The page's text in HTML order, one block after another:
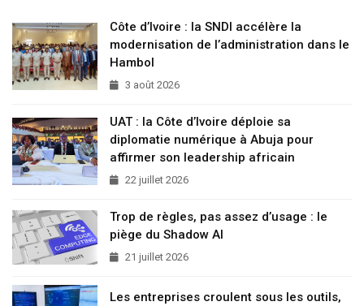
Côte d’Ivoire : la SNDI accélère la
modernisation de l’administration dans le
Hambol
3 août 2026
UAT : la Côte d’Ivoire déploie sa
diplomatie numérique à Abuja pour
affirmer son leadership africain
22 juillet 2026
Trop de règles, pas assez d’usage : le
piège du Shadow AI
21 juillet 2026
Les entreprises croulent sous les outils,